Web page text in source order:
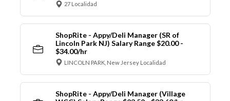
27 Localidad
ShopRite - Appy/Deli Manager (SR of
Lincoln Park NJ) Salary Range $20.00 -
$34.00/hr
LINCOLN PARK, New Jersey Localidad
ShopRite - Appy/Deli Manager (Village